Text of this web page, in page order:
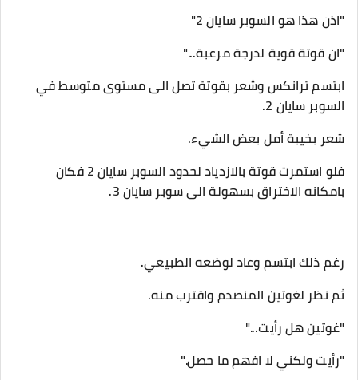
"اذن هذا هو السوبر سايان 2"
"ان قوتة قوية لدرجة مرعبة..."
ابتسم ترانكس وشعر بقوتة تصل الى مستوى متوسط في
السوبر سايان 2.
شعر بخيبة أمل بعض الشيء.
فلو استمرت قوتة بالازدياد لحدود السوبر سايان 2 فكان
بامكانه الاختراق بسهولة الى سوبر سايان 3.
رغم ذلك ابتسم وعاد لوضعه الطبيعي.
ثم نظر لغوتين المنصدم واقترب منه.
"غوتين هل رأيت..."
"رأيت ولكني لا افهم ما حصل."